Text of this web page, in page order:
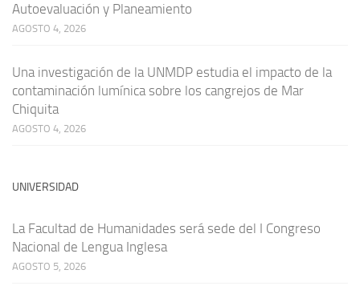
Autoevaluación y Planeamiento
AGOSTO 4, 2026
Una investigación de la UNMDP estudia el impacto de la
contaminación lumínica sobre los cangrejos de Mar
Chiquita
AGOSTO 4, 2026
UNIVERSIDAD
La Facultad de Humanidades será sede del I Congreso
Nacional de Lengua Inglesa
AGOSTO 5, 2026